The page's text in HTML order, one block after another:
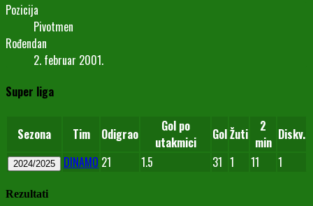
Pozicija
Pivotmen
Rođendan
2. februar 2001.
Super liga
Sezona Tim Odigrao
Gol po
utakmici
GolŽuti
2
min Diskv.
2024/2025 DINAMO 21 1.5 31 1 11 1
Rezultati